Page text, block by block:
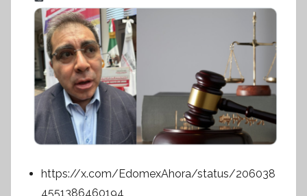
https://x.com/EdomexAhora/status/206038
4551386460194